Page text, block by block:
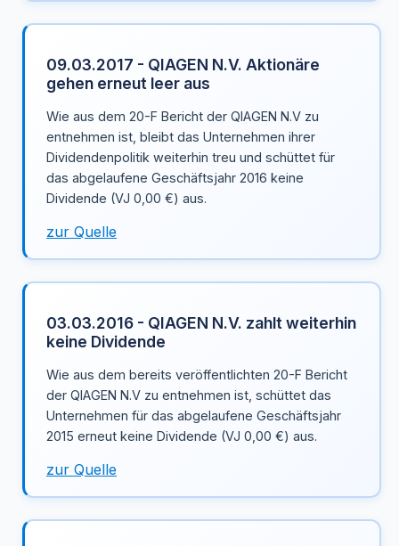
09.03.2017 - QIAGEN N.V. Aktionäre
gehen erneut leer aus
Wie aus dem 20-F Bericht der QIAGEN N.V zu
entnehmen ist, bleibt das Unternehmen ihrer
Dividendenpolitik weiterhin treu und schüttet für
das abgelaufene Geschäftsjahr 2016 keine
Dividende (VJ 0,00 €) aus.
zur Quelle
03.03.2016 - QIAGEN N.V. zahlt weiterhin
keine Dividende
Wie aus dem bereits veröffentlichten 20-F Bericht
der QIAGEN N.V zu entnehmen ist, schüttet das
Unternehmen für das abgelaufene Geschäftsjahr
2015 erneut keine Dividende (VJ 0,00 €) aus.
zur Quelle